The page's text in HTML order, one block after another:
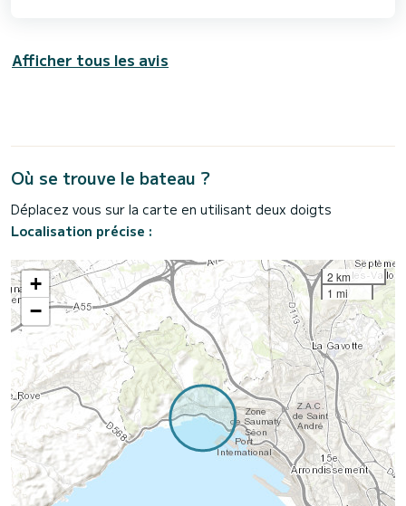
Afficher tous les avis
Où se trouve le bateau ?
Déplacez vous sur la carte en utilisant deux doigts
Localisation précise :
+
−
2 km
1 mi